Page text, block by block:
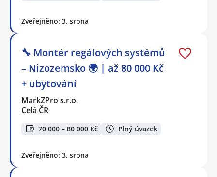
Zveřejněno: 3. srpna
🔧 Montér regálových systémů
– Nizozemsko 🌍 | až 80 000 Kč
+ ubytování
MarkZPro s.r.o.
Celá ČR
70 000 – 80 000 Kč Plný úvazek
Zveřejněno: 3. srpna